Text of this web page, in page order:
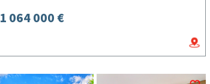
1 064 000 €